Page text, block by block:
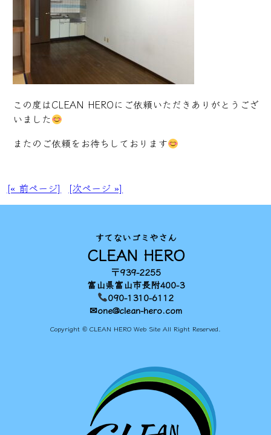
この度はCLEAN HEROにご依頼いただきありがとうござ
いました
またのご依頼をお待ちしております
[« 前ページ] [次ページ »]
すてないゴミやさん
CLEAN HERO
〒939-2255
富山県富山市長附400-3
090-1310-6112
✉one@clean-hero.com
Copyright © CLEAN HERO Web Site All Right Reserved.